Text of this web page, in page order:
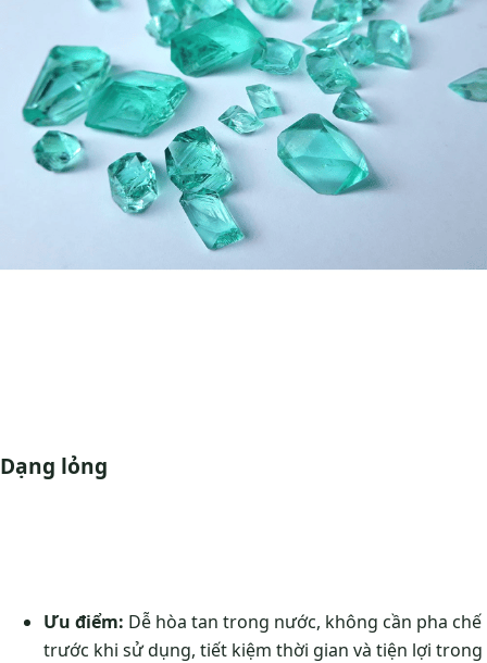
Dạng lỏng
Ưu điểm: Dễ hòa tan trong nước, không cần pha chế
trước khi sử dụng, tiết kiệm thời gian và tiện lợi trong